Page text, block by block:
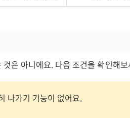
은 아니에요. 다음 조건을 확인해
나가기 기능이 없어요.